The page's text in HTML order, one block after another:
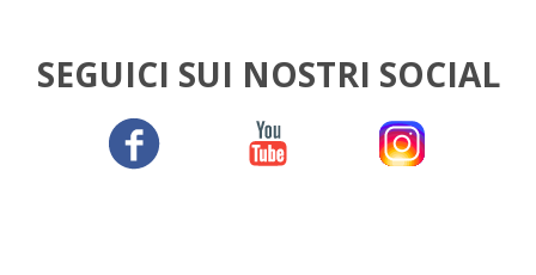
SEGUICI SUI NOSTRI SOCIAL